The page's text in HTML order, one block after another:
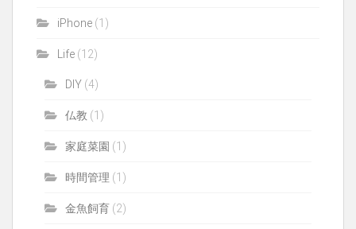
iPhone (1)
Life (12)
DIY (4)
仏教 (1)
家庭菜園 (1)
時間管理 (1)
金魚飼育 (2)